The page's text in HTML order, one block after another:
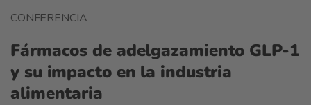
CONFERENCIA
Fármacos de adelgazamiento GLP-1
y su impacto en la industria
alimentaria